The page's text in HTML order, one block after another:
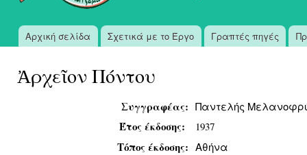
Κύριο μενού
Αρχική σελίδα Σχετικά με το Έργο Γραπτές πηγές
Ἀρχεῖον Πόντου
Συγγραφέας: Παντελής
Έτος έκδοσης: 1937
Τόπος έκδοσης: Αθήνα